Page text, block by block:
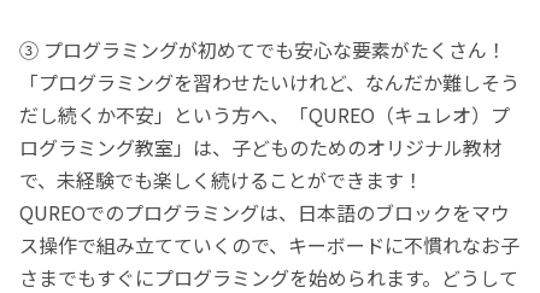
③ プログラミングが初めてでも安心な要素がたくさん！
「プログラミングを習わせたいけれど、なんだか難しそう
だし続くか不安」という方へ、「QUREO（キュレオ）プ
ログラミング教室」は、子どものためのオリジナル教材
で、未経験でも楽しく続けることができます！
QUREOでのプログラミングは、日本語のブロックをマウ
ス操作で組み立てていくので、キーボードに不慣れなお子
さまでもすぐにプログラミングを始められます。どうして